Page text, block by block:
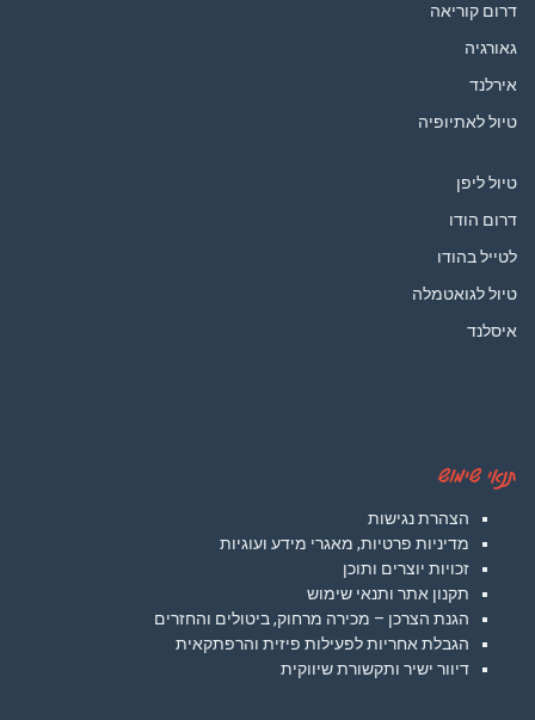
דרום קוריאה
גאורגיה
אירלנד
טיול לאתיופיה
טיול ליפן
דרום הודו
לטייל בהודו
טיול לגואטמלה
איסלנד
תנאי שימוש
הצהרת נגישות
מדיניות פרטיות, מאגרי מידע ועוגיות
זכויות יוצרים ותוכן
תקנון אתר ותנאי שימוש
הגנת הצרכן – מכירה מרחוק, ביטולים והחזרים
הגבלת אחריות לפעילות פיזית והרפתקאית
דיוור ישיר ותקשורת שיווקית